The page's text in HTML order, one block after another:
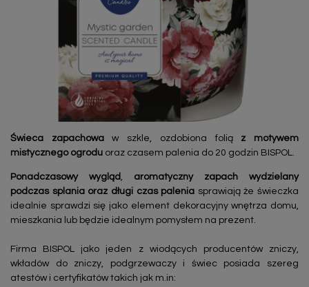
Świeca zapachowaw szkle, ozdobiona folią z motywem
mistycznego ogrodu oraz czasem palenia do 20 godzin BISPOL.
Ponadczasowy wygląd , aromatyczny zapach wydzielany
podczas splania oraz długi czas palenia sprawiają że świeczka
idealnie sprawdzi się jako element dekoracyjny wnętrza domu,
mieszkania lub będzie idealnym pomysłem na prezent.
Firma BISPOL jako jeden z wiodących producentów zniczy,
wkładów do zniczy, podgrzewaczy i świec posiada szereg
atestów i certyfikatów takich jak m.in: